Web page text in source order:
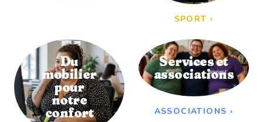
SPORT ›
Du
mobilier
pour
notre
confort
Services et
associations
ASSOCIATIONS ›